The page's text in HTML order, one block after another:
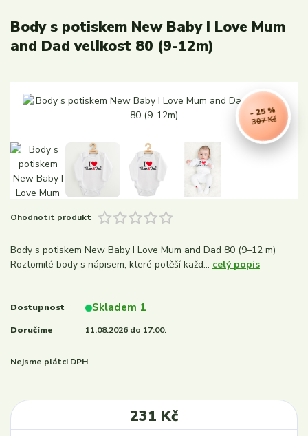
Body s potiskem New Baby I Love Mum
and Dad velikost 80 (9-12m)
307 Kč
- 25 %
Ohodnotit produkt
Body s potiskem New Baby I Love Mum and Dad 80 (9–12 m)
Roztomilé body s nápisem, které potěší každ... celý popis
Dostupnost Skladem 1
Doručíme 11.08.2026 do 17:00.
Nejsme plátci DPH
231 Kč